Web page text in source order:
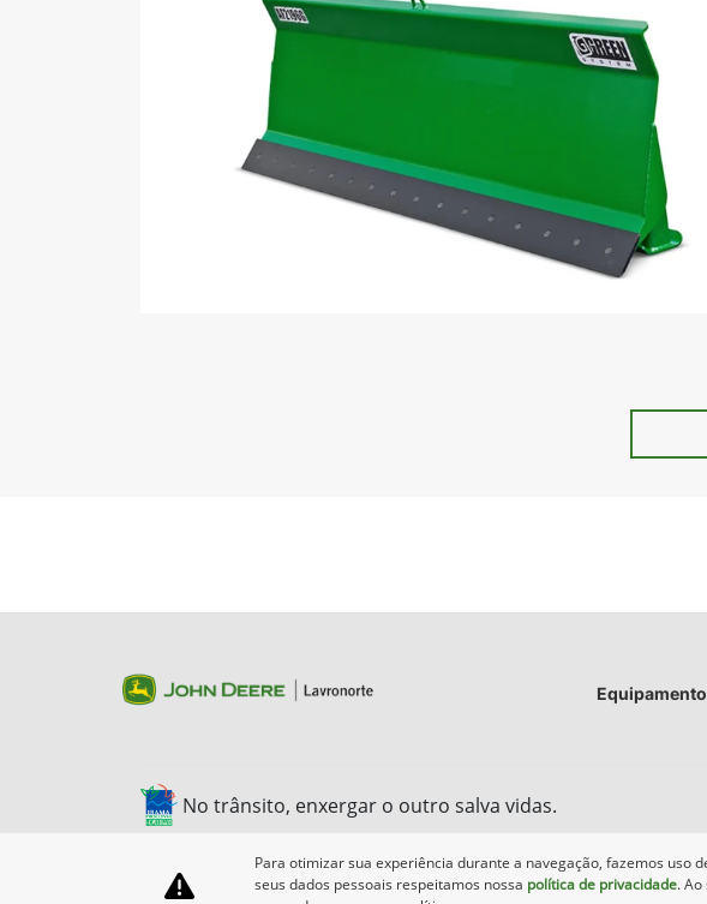
No trânsito, enxergar o outro salva vidas.
Para otimizar sua experiência durante a navegação, fazemos uso
seus dados pessoais respeitamos nossa política de privacidade.